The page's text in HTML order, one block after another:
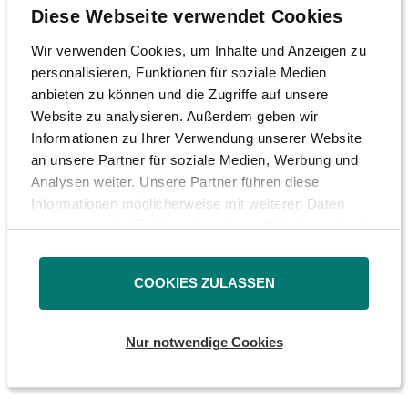
Diese Webseite verwendet Cookies
Wir verwenden Cookies, um Inhalte und Anzeigen zu
personalisieren, Funktionen für soziale Medien
anbieten zu können und die Zugriffe auf unsere
Website zu analysieren. Außerdem geben wir
Informationen zu Ihrer Verwendung unserer Website
an unsere Partner für soziale Medien, Werbung und
Analysen weiter. Unsere Partner führen diese
Informationen möglicherweise mit weiteren Daten
zusammen, die Sie ihnen bereitgestellt haben oder die
COOKIES ZULASSEN
Nur notwendige Cookies
renommierten Restrukturierungs- und
StaRUG-Experten, Herrn Professor Werner
Gleißner, bestätigt.
Das StaRUG regelt ausdrücklich, dass eine
Bevorzugung einzelner Aktionäre oder von
einer Restrukturierung betroffenen Personen
zuständige Gericht führen muss.
Vor diesem Hintergrund fordern wir Sie